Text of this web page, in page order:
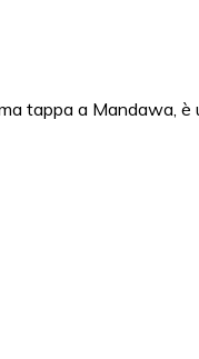
tappa a Mandawa,